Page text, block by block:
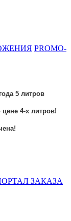
PROMO-
5 литров
цене 4-х литров!
ЗАКАЗА